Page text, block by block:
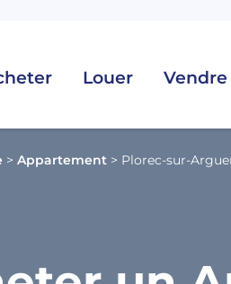
Louer Vendre
> Appartement > Plorec-sur-